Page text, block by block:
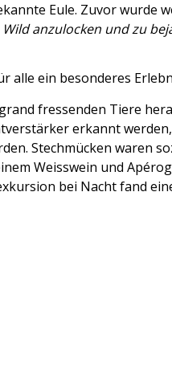
Eule. Zuvor wurde
anzulocken und zu
alle ein besonderes
fressenden Tiere
erkannt
Stechmücken waren
Weisswein und
bei Nacht fand